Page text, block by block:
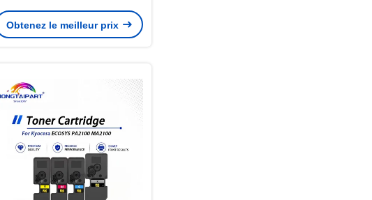
L5200DW HL-L6200DW DCP-
L5500D MFC-L5755DW
Obtenez le meilleur prix